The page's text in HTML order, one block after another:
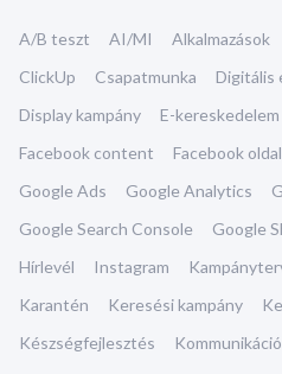
A/B teszt AI/MI Alkalmazások
ClickUp
Csapatmunka Digitális
Display kampány
E-kereskedelem
Facebook content
Facebook oldal
Google Ads
Google Analytics
Google Search Console
Google
Hírlevél
Instagram
Karantén
Keresési kampány
Készségfejlesztés
Kommunikáció